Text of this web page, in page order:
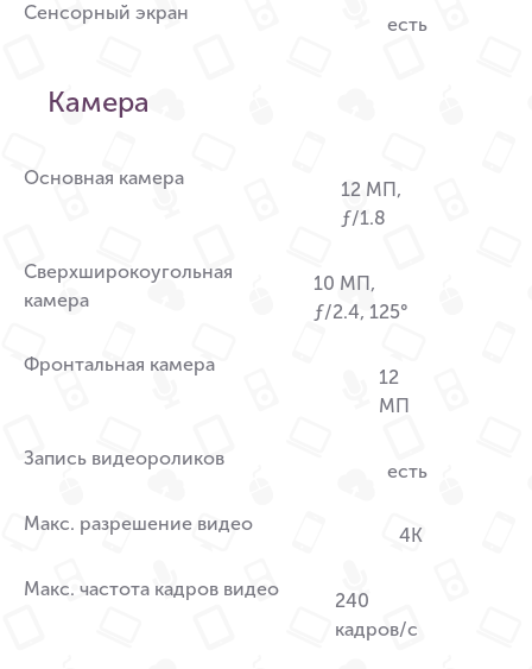
Сенсорный экран
есть
Камера
Основная камера
12 МП,
ƒ/1.8
Сверхширокоугольная
камера
10 МП,
ƒ/2.4, 125°
Фронтальная камера
12
МП
Запись видеороликов
есть
Макс. разрешение видео
4K
Макс. частота кадров видео
240
кадров/с